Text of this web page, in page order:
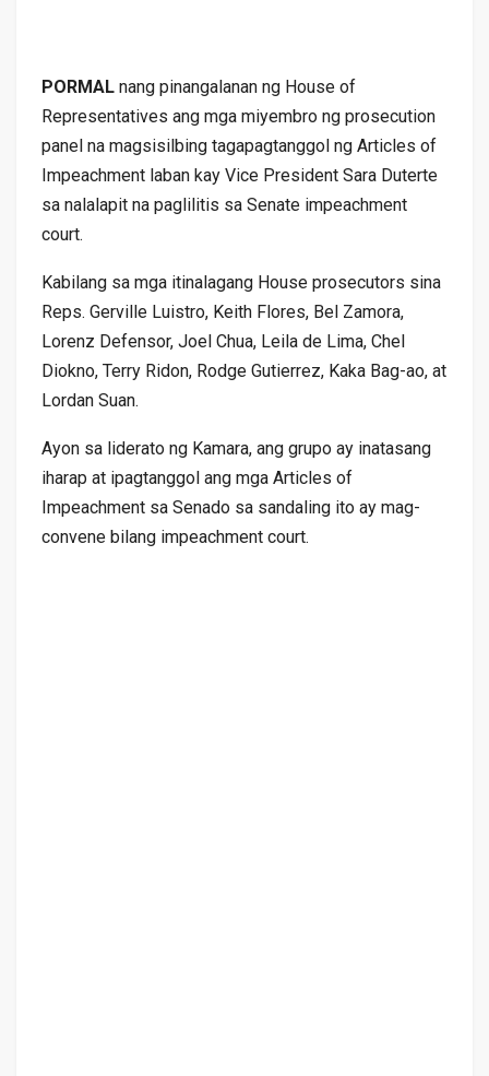
PORMALnang pinangalanan ng House of
Representatives ang mga miyembro ng prosecution
panel na magsisilbing tagapagtanggol ng Articles of
Impeachment laban kay Vice President Sara Duterte
sa nalalapit na paglilitis sa Senate impeachment
court.
Kabilang sa mga itinalagang House prosecutors sina
Reps. Gerville Luistro, Keith Flores, Bel Zamora,
Lorenz Defensor, Joel Chua, Leila de Lima, Chel
Diokno, Terry Ridon, Rodge Gutierrez, Kaka Bag-ao, at
Lordan Suan.
Ayon sa liderato ng Kamara, ang grupo ay inatasang
iharap at ipagtanggol ang mga Articles of
Impeachment sa Senado sa sandaling ito ay mag-
convene bilang impeachment court.